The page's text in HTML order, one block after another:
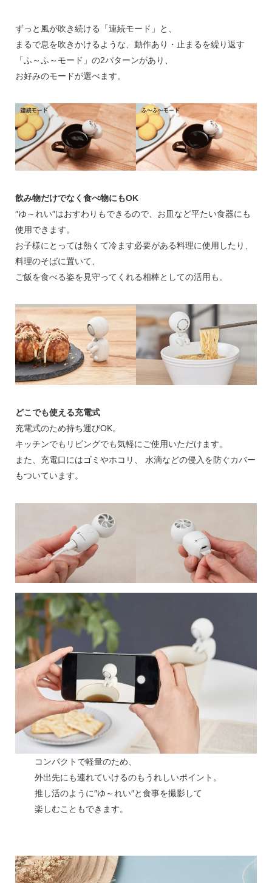
ずっと風が吹き続ける「連続モード」と、
まるで息を吹きかけるような、動作あり・止まるを繰り返す
「ふ～ふ～モード」の2パターンがあり、
お好みのモードが選べます。
飲み物だけでなく食べ物にもOK
″ゆ～れい″はおすわりもできるので、お皿など平たい食器にも
使用できます。
お子様にとっては熱くて冷ます必要がある料理に使用したり、
料理のそばに置いて、
ご飯を食べる姿を見守ってくれる相棒としての活用も。
どこでも使える充電式
充電式のため持ち運びOK。
キッチンでもリビングでも気軽にご使用いただけます。
また、充電口にはゴミやホコリ、 水滴などの侵入を防ぐカバー
もついています。
コンパクトで軽量のため、
外出先にも連れていけるのもうれしいポイント。
推し活のように″ゆ～れい″と食事を撮影して
楽しむこともできます。